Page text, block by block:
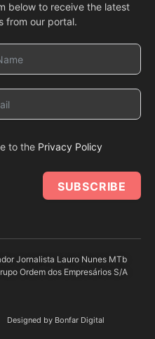
below to receive the latest
from our portal.
to the Privacy Policy
SUBSCRIBE
Jornalista Lauro Nunes MTb
Ordem dos Empresários S/A
Designed by Bonfar Digital